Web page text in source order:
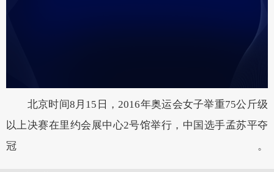
北京时间8月15日，2016年奥运会女子举重75公斤级
以上决赛在里约会展中心2号馆举行，中国选手孟苏平夺
冠。